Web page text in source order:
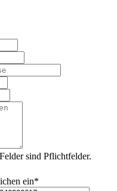
sind Pflichtfelder.
ein*